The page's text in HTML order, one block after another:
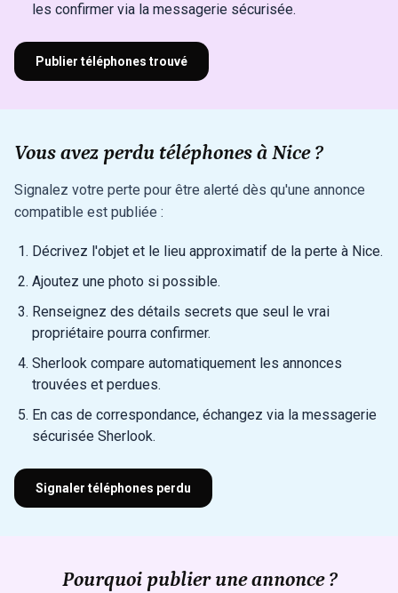
les confirmer via la messagerie sécurisée.
Publier téléphones trouvé
Vous avez perdu téléphones à Nice ?
Signalez votre perte pour être alerté dès qu'une annonce
compatible est publiée :
Décrivez l'objet et le lieu approximatif de la perte à Nice.
Ajoutez une photo si possible.
Renseignez des détails secrets que seul le vrai
propriétaire pourra confirmer.
Sherlook compare automatiquement les annonces
trouvées et perdues.
En cas de correspondance, échangez via la messagerie
sécurisée Sherlook.
Signaler téléphones perdu
Pourquoi publier une annonce ?